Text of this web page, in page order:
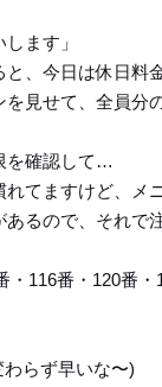
ます」
と、今日は休日料
を見せて、全員分
を確認して…
れてますけど、メ
あるので、それで
・116番・120番
らず早いな〜)